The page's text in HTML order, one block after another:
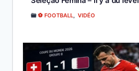
⚽ FOOTBALL, VIDÉO